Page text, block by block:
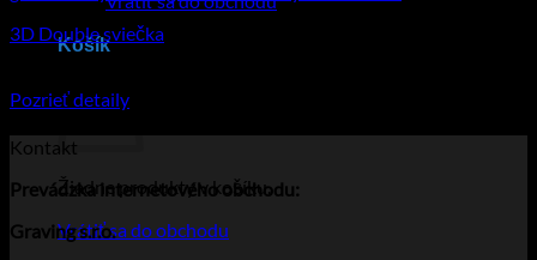
Košík
Žiadne produkty v košíku.
Vrátiť sa do obchodu
3D Double sviečka
Pozrieť detaily
Kontakt
Prevádzkainternetového obchodu:
Graving s.r.o.